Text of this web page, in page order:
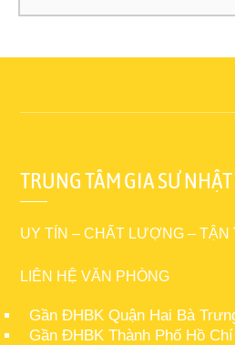
TRUNG TÂM GIA SƯ
UY TÍN – CHẤT LƯỢNG – TẬN
LIÊN HỆ VĂN PHÒNG
Gần ĐHBK Quận Hai Bà
Gần ĐHBK Thành Phố Hồ